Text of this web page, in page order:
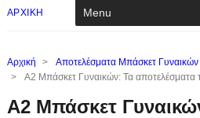
ΑΡΧΙΚΗ
Αρχική > Αποτελέσματα Μπάσκετ Γυναικών
>
Α2 Μπάσκετ Γυναικών: Τα αποτελέσματα
Α2 Μπάσκετ